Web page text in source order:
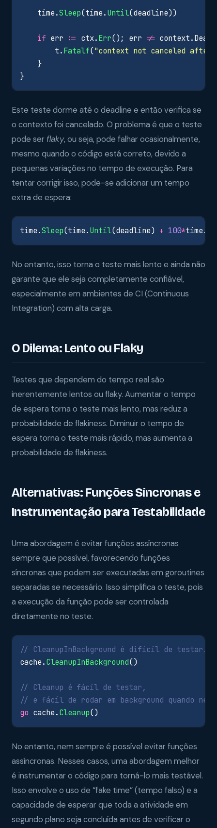
time.Sleep(time.Until(deadline))
if err := ctx.Err(); err != context.
t.Fatalf("context not canceled after
}
}
Este teste dorme até o deadline e então verifica se
o contexto foi cancelado. O problema é que o teste
pode ser flaky, ou seja, pode falhar ocasionalmente,
mesmo quando o código está correto, devido a
pequenas variações no tempo de execução. Para
tentar corrigir isso, pode-se adicionar um tempo
extra de espera:
time.Sleep(time.Until(deadline) + 100*time.
No entanto, isso torna o teste mais lento e ainda não
garante que ele seja completamente confiável,
especialmente em ambientes de CI (Continuous
Integration) com alta carga.
O Dilema: Lento ou Flaky
Testes que dependem do tempo real são
inerentemente lentos ou flaky. Aumentar o tempo
de espera torna o teste mais lento, mas reduz a
probabilidade de flakiness. Diminuir o tempo de
espera torna o teste mais rápido, mas aumenta a
probabilidade de flakiness.
Alternativas: Funções Síncronas e
Instrumentação para Testabilidade
Uma abordagem é evitar funções assíncronas
sempre que possível, favorecendo funções
síncronas que podem ser executadas em goroutines
separadas se necessário. Isso simplifica o teste, pois
a execução da função pode ser controlada
diretamente no teste.
// CleanupInBackground é difícil de testar.
cache.CleanupInBackground()
// Cleanup é fácil de testar,
// e fácil de rodar em background quando
go cache.Cleanup()
No entanto, nem sempre é possível evitar funções
assíncronas. Nesses casos, uma abordagem melhor
é instrumentar o código para torná-lo mais testável.
Isso envolve o uso de “fake time” (tempo falso) e a
capacidade de esperar que toda a atividade em
segundo plano seja concluída antes de verificar o